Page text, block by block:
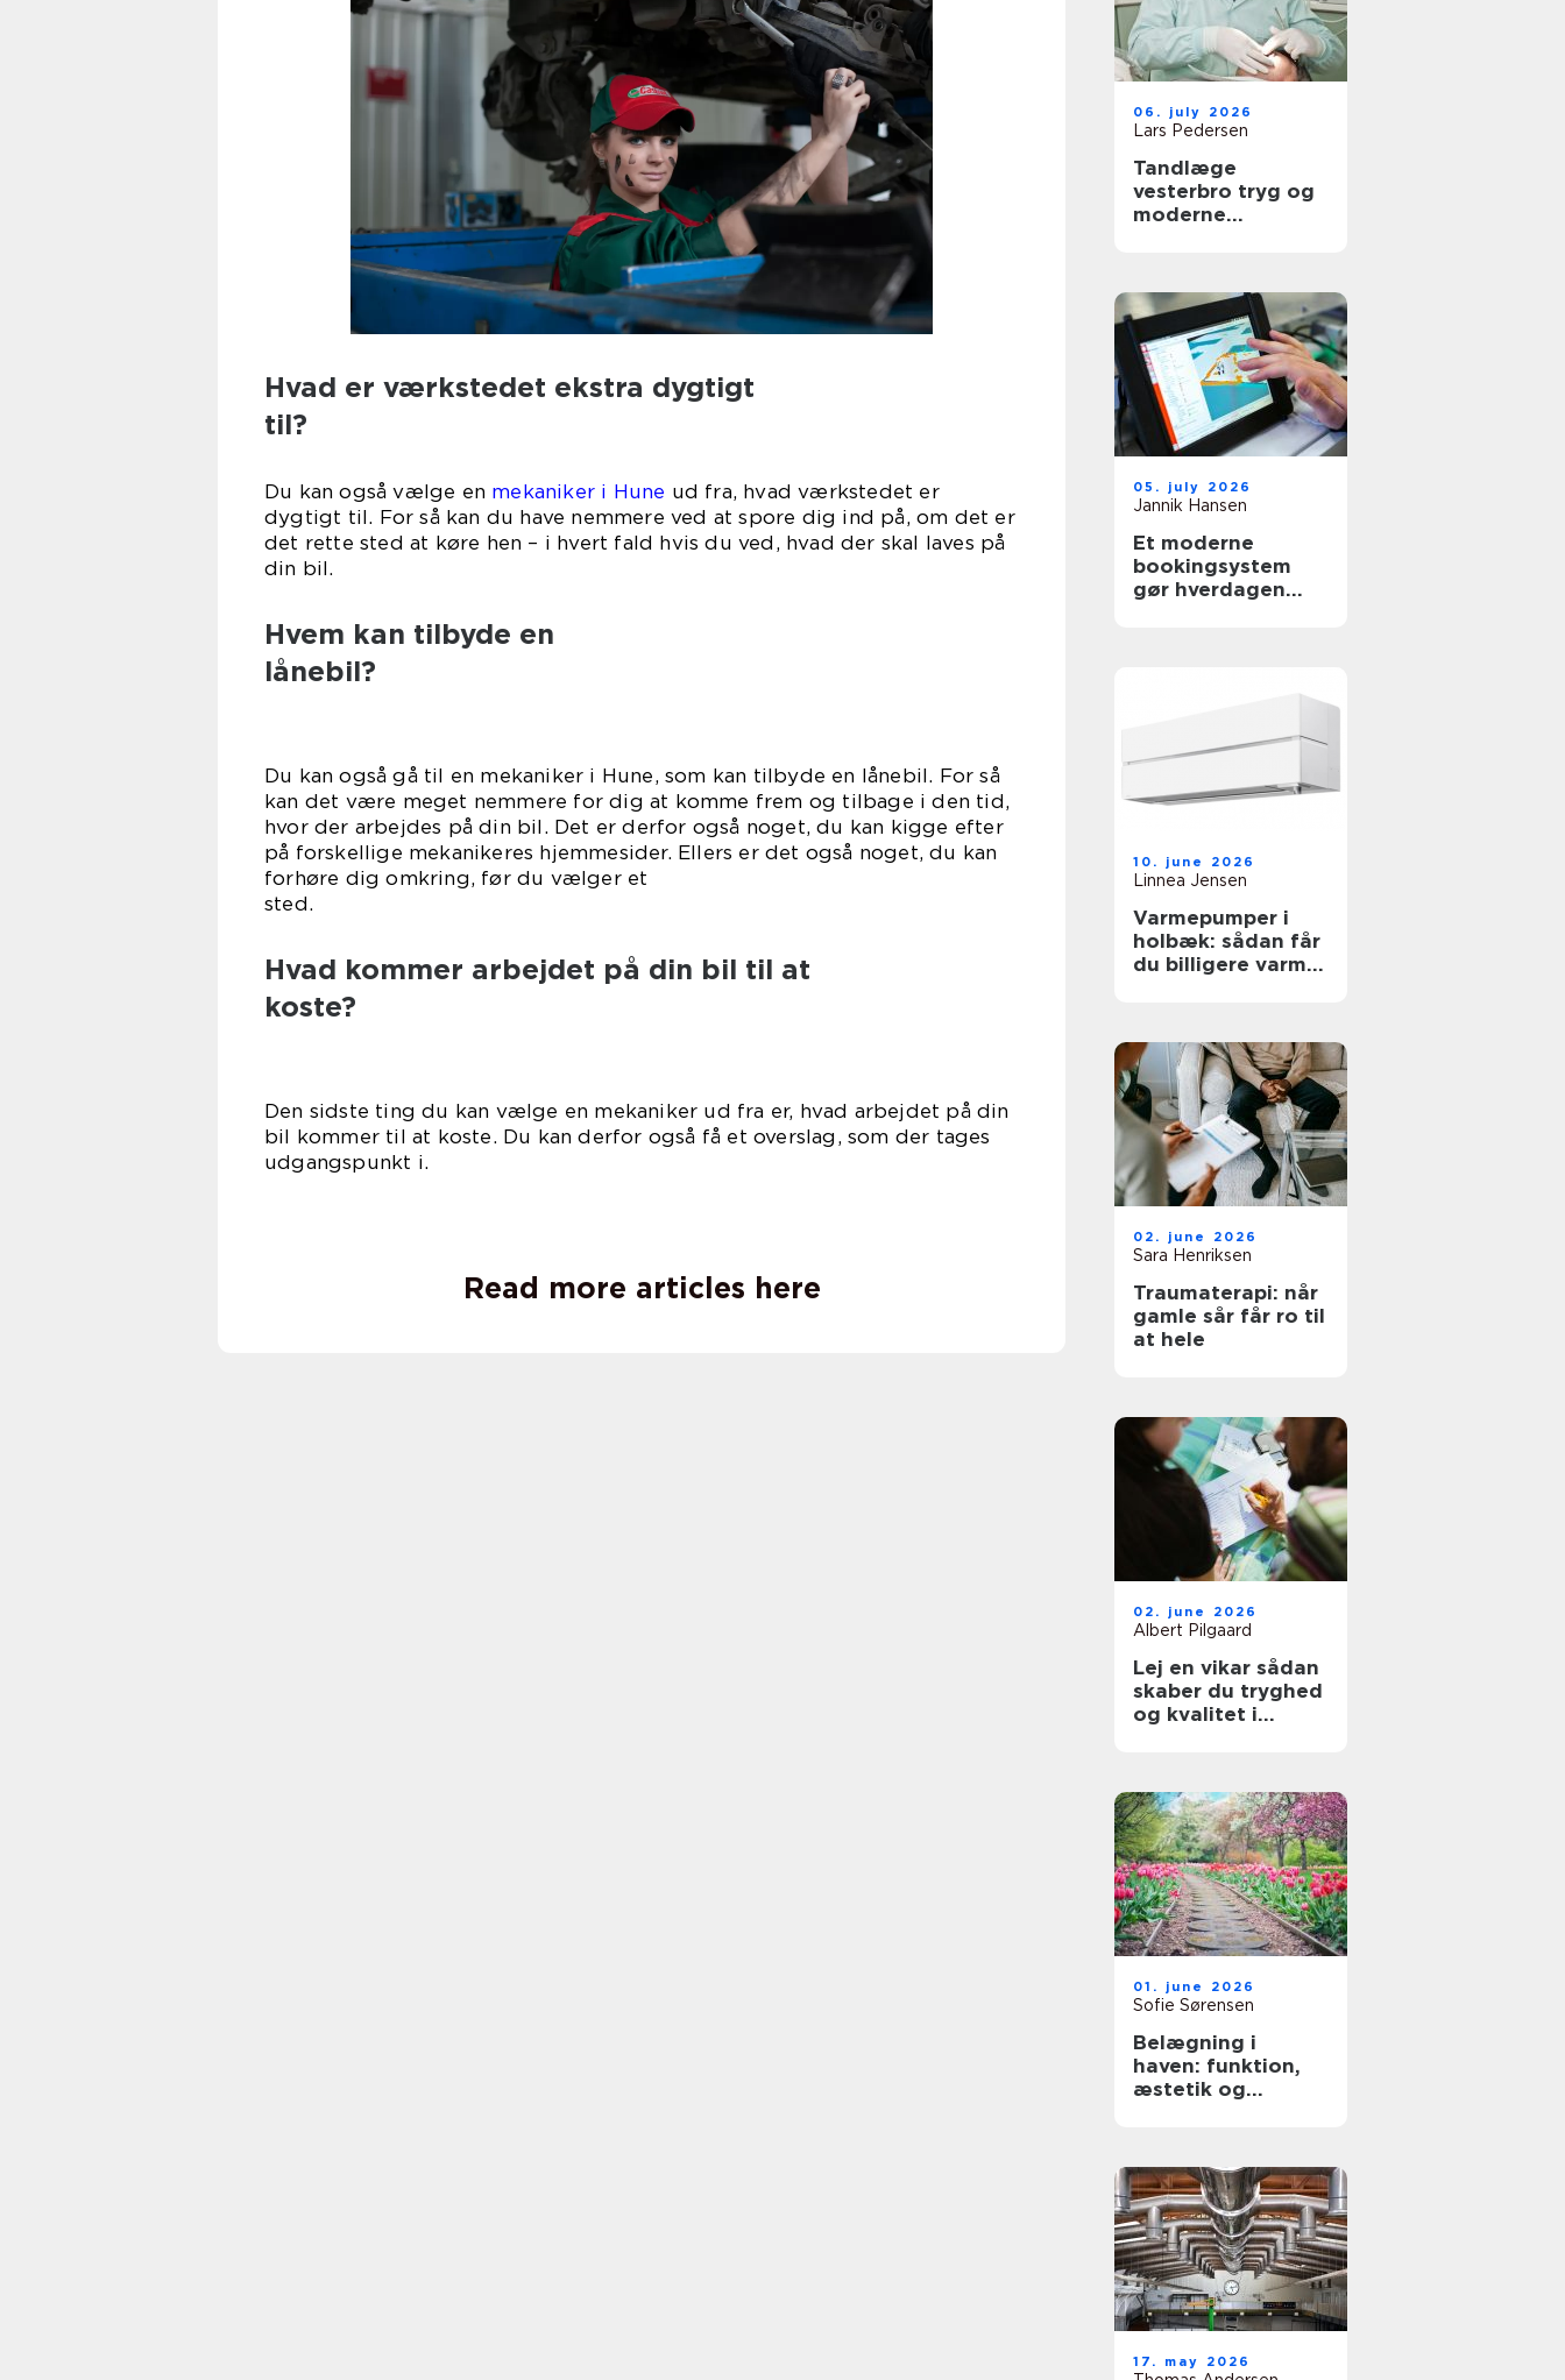
Hvad er værkstedet ekstra dygtigt
til?
Du kan også vælge en mekaniker i Hune ud fra, hvad værkstedet er
dygtigt til. For så kan du have nemmere ved at spore dig ind på, om det er
det rette sted at køre hen – i hvert fald hvis du ved, hvad der skal laves på
din bil.
Hvem kan tilbyde en
lånebil?
Du kan også gå til en mekaniker i Hune, som kan tilbyde en lånebil. For så
kan det være meget nemmere for dig at komme frem og tilbage i den tid,
hvor der arbejdes på din bil. Det er derfor også noget, du kan kigge efter
på forskellige mekanikeres hjemmesider. Ellers er det også noget, du kan
forhøre dig omkring, før du vælger et
sted.
Hvad kommer arbejdet på din bil til at
koste?
Den sidste ting du kan vælge en mekaniker ud fra er, hvad arbejdet på din
bil kommer til at koste. Du kan derfor også få et overslag, som der tages
udgangspunkt i.
Read more articles here
06. july 2026
Lars Pedersen
Tandlæge
vesterbro tryg og
moderne
05. july 2026
Jannik Hansen
Et moderne
bookingsystem
gør hverdagen
10. june 2026
Linnea Jensen
Varmepumper i
holbæk: sådan får
du billigere varme
02. june 2026
Sara Henriksen
Traumaterapi: når
gamle sår får ro til
at hele
02. june 2026
Albert Pilgaard
Lej en vikar sådan
skaber du tryghed
og kvalitet i
01. june 2026
Sofie Sørensen
Belægning i
haven: funktion,
æstetik og
17. may 2026